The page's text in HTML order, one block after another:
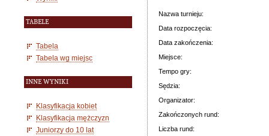
TABELE
Tabela
Tabela wg miejsc
INNE WYNIKI
Klasyfikacja kobiet
Klasyfikacja mężczyzn
Juniorzy do 10 lat
Nazwa turnieju:
Data rozpoczęcia:
Data zakończenia:
Miejsce:
Tempo gry:
Sędzia:
Organizator:
Zakończonych rund:
Liczba rund: